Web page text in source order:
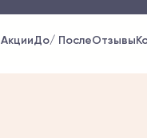
АкцииДо/ ПослеОтзывы